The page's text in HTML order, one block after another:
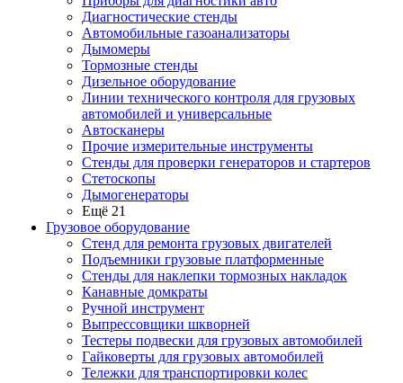
Диагностические стенды
Автомобильные газоанализаторы
Дымомеры
Тормозные стенды
Дизельное оборудование
Линии технического контроля для грузовых
автомобилей и универсальные
Автосканеры
Прочие измерительные инструменты
Стенды для проверки генераторов и стартеров
Стетоскопы
Дымогенераторы
Ещё 21
Грузовое оборудование
Стенд для ремонта грузовых двигателей
Подъемники грузовые платформенные
Стенды для наклепки тормозных накладок
Канавные домкраты
Ручной инструмент
Выпрессовщики шкворней
Тестеры подвески для грузовых автомобилей
Гайковерты для грузовых автомобилей
Тележки для транспортировки колес